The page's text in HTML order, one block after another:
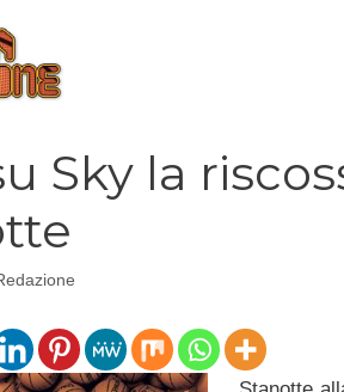
Sky la